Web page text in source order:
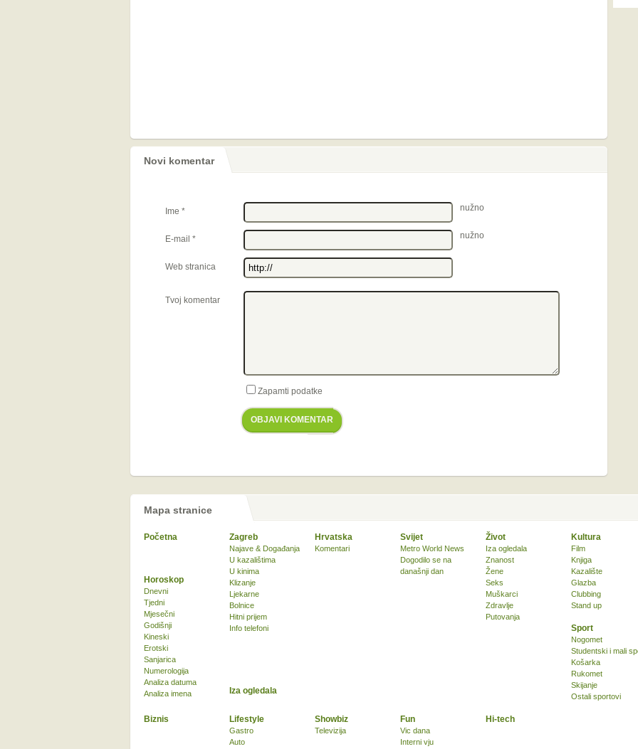
Novi komentar
Ime * nužno
E-mail * nužno
Web stranica
Tvoj komentar
Zapamti podatke
OBJAVI KOMENTAR
Mapa stranice
Početna Zagreb
Najave & Događanja
U kazalištima
U kinima
Klizanje
Ljekarne
Bolnice
Hitni prijem
Info telefoni
Hrvatska
Komentari
Svijet
Metro World News
Dogodilo se na
današnji dan
Život
Iza ogledala
Znanost
Žene
Seks
Muškarci
Zdravlje
Putovanja
Kultura
Film
Knjiga
Kazalište
Glazba
Clubbing
Stand up
Sport
Nogomet
Studentski i mali
Košarka
Rukomet
Skijanje
Ostali sportovi
Biznis Lifestyle
Gastro
Auto
Showbiz
Televizija
Fun
Vic dana
Interni vju
Horoskop
Dnevni
Tjedni
Mjesečni
Godišnji
Kineski
Erotski
Sanjarica
Numerologija
Analiza datuma
Analiza imena
Iza ogledala
Hi-tech